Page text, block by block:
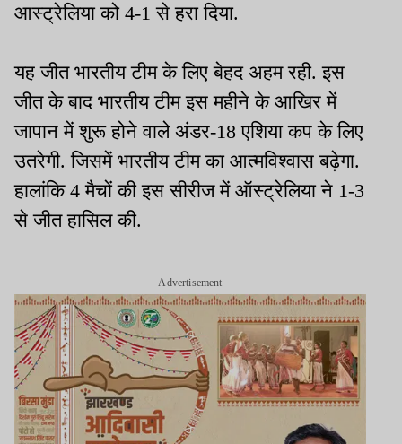
आस्ट्रेलिया को 4-1 से हरा दिया.
यह जीत भारतीय टीम के लिए बेहद अहम रही. इस
जीत के बाद भारतीय टीम इस महीने के आखिर में
जापान में शुरू होने वाले अंडर-18 एशिया कप के लिए
उतरेगी. जिसमें भारतीय टीम का आत्मविश्वास बढ़ेगा.
हालांकि 4 मैचों की इस सीरीज में ऑस्ट्रेलिया ने 1-3
से जीत हासिल की.
Advertisement